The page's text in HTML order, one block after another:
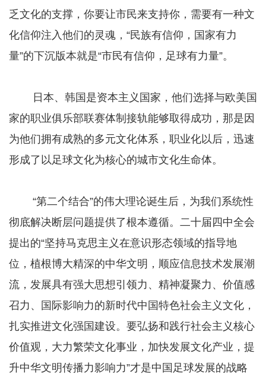
乏文化的支撑，你要让市民来支持你，需要有一种文
化信仰注入他们的灵魂，“民族有信仰，国家有力
量”的下沉版本就是“市民有信仰，足球有力量”。
日本、韩国是资本主义国家，他们选择与欧美国
家的职业俱乐部联赛体制接轨能够取得成功，那是因
为他们拥有成熟的多元文化体系，职业化以后，迅速
形成了以足球文化为核心的城市文化生命体。
“第二个结合”的伟大理论诞生后，为我们系统性
彻底解决断层问题提供了根本遵循。二十届四中全会
提出的“坚持马克思主义在意识形态领域的指导地
位，植根博大精深的中华文明，顺应信息技术发展潮
流，发展具有强大思想引领力、精神凝聚力、价值感
召力、国际影响力的新时代中国特色社会主义文化，
扎实推进文化强国建设。要弘扬和践行社会主义核心
价值观，大力繁荣文化事业，加快发展文化产业，提
升中华文明传播力影响力”才是中国足球发展的战略